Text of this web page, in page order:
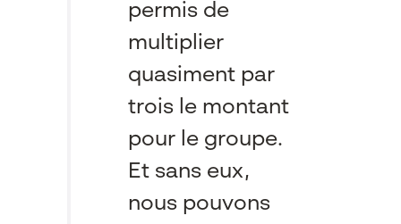
permis de
multiplier
quasiment par
trois le montant
pour le groupe.
Et sans eux,
nous pouvons